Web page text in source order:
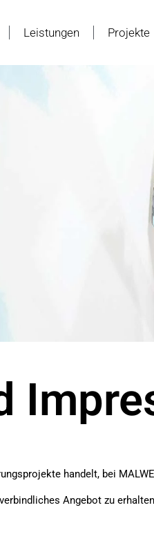
Leistungen Projekte
handelt, bei
Angebot zu